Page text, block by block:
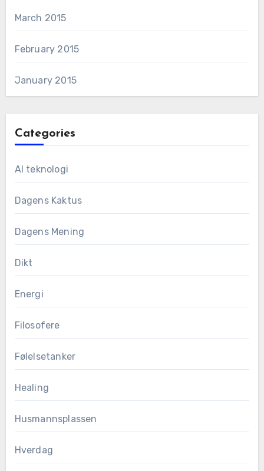
March 2015
February 2015
January 2015
Categories
AI teknologi
Dagens Kaktus
Dagens Mening
Dikt
Energi
Filosofere
Følelsetanker
Healing
Husmannsplassen
Hverdag